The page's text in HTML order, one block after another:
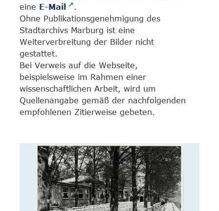
eine E-Mail
.
Ohne Publikationsgenehmigung des
Stadtarchivs Marburg ist eine
Weiterverbreitung der Bilder nicht
gestattet.
Bei Verweis auf die Webseite,
beispielsweise im Rahmen einer
wissenschaftlichen Arbeit, wird um
Quellenangabe gemäß der nachfolgenden
empfohlenen Zitierweise gebeten.